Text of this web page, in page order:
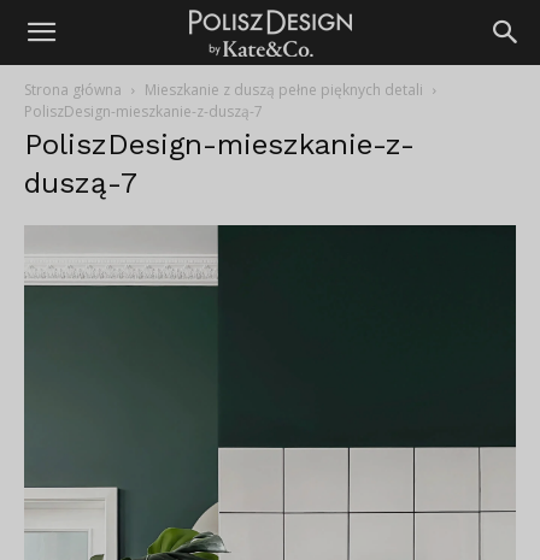
Strona główna
Mieszkanie z duszą pełne pięknych detali
PoliszDesign-mieszkanie-z-duszą-7
PoliszDesign-mieszkanie-z-
duszą-7